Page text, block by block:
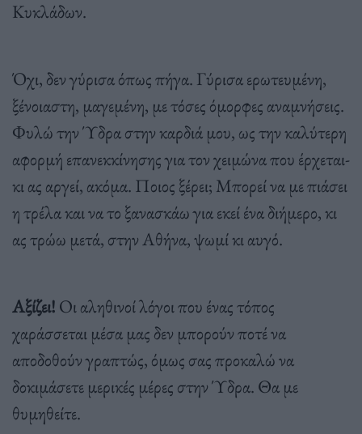
Κυκλάδων.
Όχι, δεν γύρισα όπως πήγα. Γύρισα ερωτευμένη,
ξένοιαστη, μαγεμένη, με τόσες όμορφες αναμνήσεις.
Φυλώ την Ύδρα στην καρδιά μου, ως την καλύτερη
αφορμή επανεκκίνησης για τον χειμώνα που έρχεται-
κι ας αργεί, ακόμα. Ποιος ξέρει; Μπορεί να με πιάσει
η τρέλα και να το ξανασκάω για εκεί ένα διήμερο, κι
ας τρώω μετά, στην Αθήνα, ψωμί κι αυγό.
Αξίζει! Οι αληθινοί λόγοι που ένας τόπος
χαράσσεται μέσα μας δεν μπορούν ποτέ να
αποδοθούν γραπτώς, όμως σας προκαλώ να
δοκιμάσετε μερικές μέρες στην Ύδρα. Θα με
θυμηθείτε.